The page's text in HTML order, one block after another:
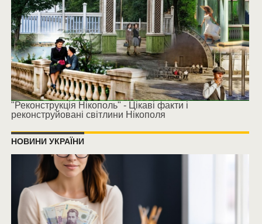
"Реконструкція Нікополь" - Цікаві факти і
реконструйовані світлини Нікополя
НОВИНИ УКРАЇНИ